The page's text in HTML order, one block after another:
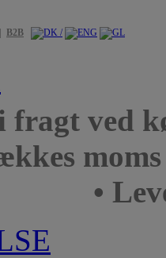
B2B
fragt ved
moms
•